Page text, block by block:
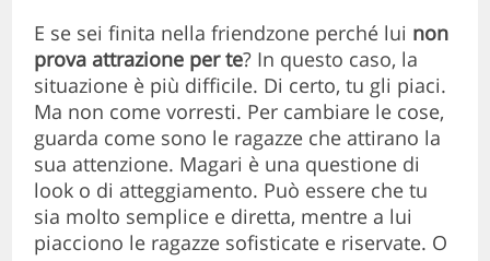
E se sei finita nella friendzone perché lui non
prova attrazione per te? In questo caso, la
situazione è più difficile. Di certo, tu gli piaci.
Ma non come vorresti. Per cambiare le cose,
guarda come sono le ragazze che attirano la
sua attenzione. Magari è una questione di
look o di atteggiamento. Può essere che tu
sia molto semplice e diretta, mentre a lui
piacciono le ragazze sofisticate e riservate. O